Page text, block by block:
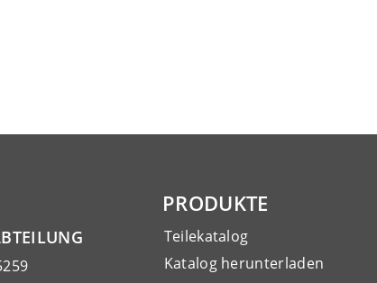
PRODUKTE
Teilekatalog
Katalog herunterladen